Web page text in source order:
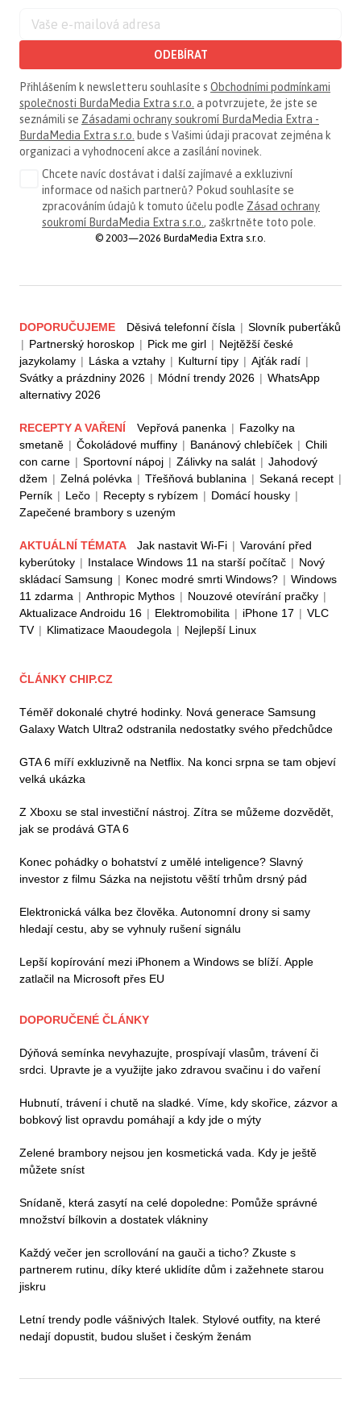
ODEBÍRAT
Přihlášením k newsletteru souhlasíte s Obchodními podmínkami
společnosti BurdaMedia Extra s.r.o. a potvrzujete, že jste se
seznámili se Zásadami ochrany soukromí BurdaMedia Extra -
BurdaMedia Extra s.r.o. bude s Vašimi údaji pracovat zejména k
organizaci a vyhodnocení akce a zasílání novinek.
Chcete navíc dostávat i další zajímavé a exkluzivní
informace od našich partnerů? Pokud souhlasíte se
zpracováním údajů k tomuto účelu podle Zásad ochrany
soukromí BurdaMedia Extra s.r.o., zaškrtněte toto pole.
© 2003—2026 BurdaMedia Extra s.r.o.
DOPORUČUJEME Děsivá telefonní čísla | Slovník puberťáků
| Partnerský horoskop | Pick me girl | Nejtěžší české
jazykolamy | Láska a vztahy | Kulturní tipy | Ajťák radí |
Svátky a prázdniny 2026 | Módní trendy 2026 | WhatsApp
alternativy 2026
RECEPTY A VAŘENÍ Vepřová panenka | Fazolky na
smetaně | Čokoládové muffiny | Banánový chlebíček | Chili
con carne | Sportovní nápoj | Zálivky na salát | Jahodový
džem | Zelná polévka | Třešňová bublanina | Sekaná recept |
Perník | Lečo | Recepty s rybízem | Domácí housky |
Zapečené brambory s uzeným
AKTUÁLNÍ TÉMATA Jak nastavit Wi-Fi | Varování před
kyberútoky | Instalace Windows 11 na starší počítač | Nový
skládací Samsung | Konec modré smrti Windows? | Windows
11 zdarma | Anthropic Mythos | Nouzové otevírání pračky |
Aktualizace Androidu 16 | Elektromobilita | iPhone 17 | VLC
TV | Klimatizace Maoudegola | Nejlepší Linux
ČLÁNKY CHIP.CZ
Téměř dokonalé chytré hodinky. Nová generace Samsung
Galaxy Watch Ultra2 odstranila nedostatky svého předchůdce
GTA 6 míří exkluzivně na Netflix. Na konci srpna se tam objeví
velká ukázka
Z Xboxu se stal investiční nástroj. Zítra se můžeme dozvědět,
jak se prodává GTA 6
Konec pohádky o bohatství z umělé inteligence? Slavný
investor z filmu Sázka na nejistotu věští trhům drsný pád
Elektronická válka bez člověka. Autonomní drony si samy
hledají cestu, aby se vyhnuly rušení signálu
Lepší kopírování mezi iPhonem a Windows se blíží. Apple
zatlačil na Microsoft přes EU
DOPORUČENÉ ČLÁNKY
Dýňová semínka nevyhazujte, prospívají vlasům, trávení či
srdci. Upravte je a využijte jako zdravou svačinu i do vaření
Hubnutí, trávení i chutě na sladké. Víme, kdy skořice, zázvor a
bobkový list opravdu pomáhají a kdy jde o mýty
Zelené brambory nejsou jen kosmetická vada. Kdy je ještě
můžete sníst
Snídaně, která zasytí na celé dopoledne: Pomůže správné
množství bílkovin a dostatek vlákniny
Každý večer jen scrollování na gauči a ticho? Zkuste s
partnerem rutinu, díky které uklidíte dům i zažehnete starou
jiskru
Letní trendy podle vášnivých Italek. Stylové outfity, na které
nedají dopustit, budou slušet i českým ženám